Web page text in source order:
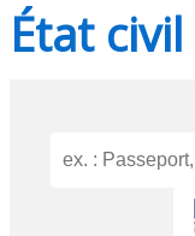
État civil